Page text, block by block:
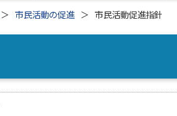
市民活動の促進 市民活動促進指針